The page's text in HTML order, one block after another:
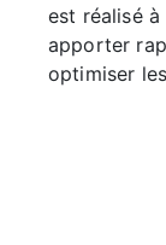
est réalisé à
apporter
optimiser